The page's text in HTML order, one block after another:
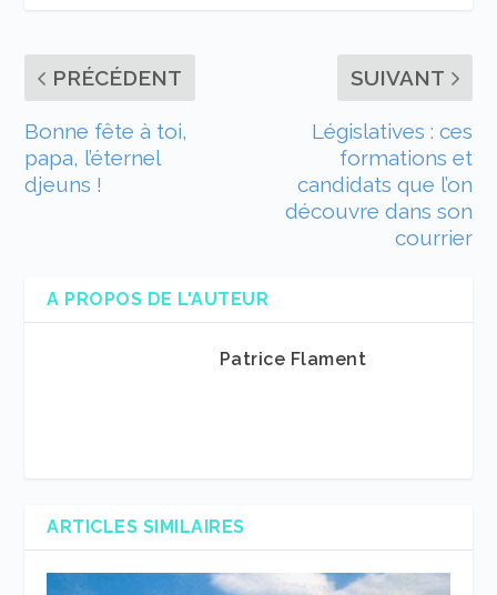
PRÉCÉDENT
Bonne fête à toi,
papa, l’éternel
djeuns !
SUIVANT
Législatives : ces
formations et
candidats que l’on
découvre dans son
courrier
A PROPOS DE L'AUTEUR
Patrice Flament
ARTICLES SIMILAIRES